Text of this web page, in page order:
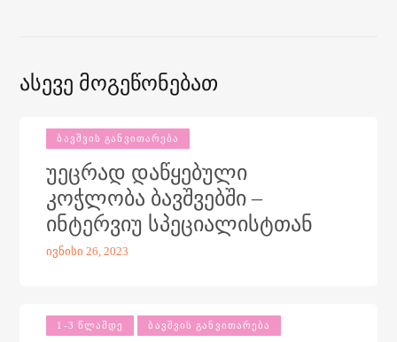
Ასევე Მოგეწონებათ
ᲑᲐᲕᲨᲕᲘᲡ ᲒᲐᲜᲕᲘᲗᲐᲠᲔᲑᲐ
უეცრად დაწყებული
კოჭლობა ბავშვებში –
ინტერვიუ სპეციალისტთან
ივნისი 26, 2023
1-3 ᲬᲚᲐᲛᲓᲔ ᲑᲐᲕᲨᲕᲘᲡ ᲒᲐᲜᲕᲘᲗᲐᲠᲔᲑᲐ